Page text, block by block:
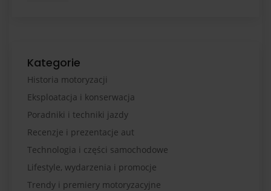
Kategorie
Historia motoryzacji
Eksploatacja i konserwacja
Poradniki i techniki jazdy
Recenzje i prezentacje aut
Technologia i części samochodowe
Lifestyle, wydarzenia i promocje
Trendy i premiery motoryzacyjne